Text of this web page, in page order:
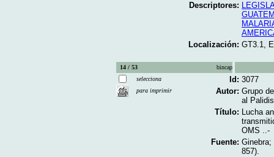
Descriptores:
Localización: GT3.1,
14 / 53
bincap
selecciona
para imprimir
Id: 3077
Autor: Grupo
al
Título: Lucha
OMS ..-
Fuente:
857).